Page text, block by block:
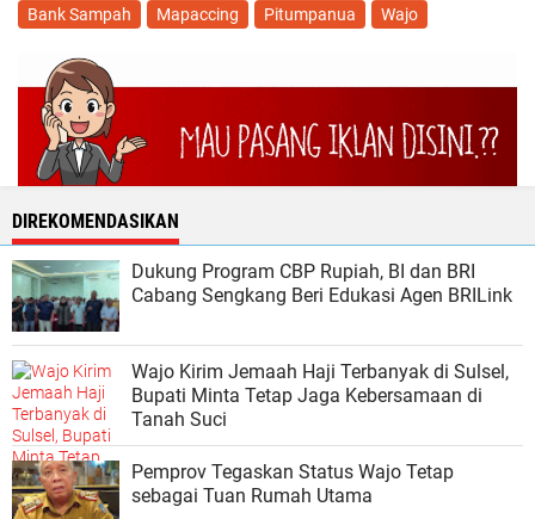
Bank Sampah Mapaccing Pitumpanua Wajo
DIREKOMENDASIKAN
Dukung Program CBP Rupiah, BI dan BRI
Cabang Sengkang Beri Edukasi Agen BRILink
Wajo Kirim Jemaah Haji Terbanyak di Sulsel,
Bupati Minta Tetap Jaga Kebersamaan di
Tanah Suci
Pemprov Tegaskan Status Wajo Tetap
sebagai Tuan Rumah Utama